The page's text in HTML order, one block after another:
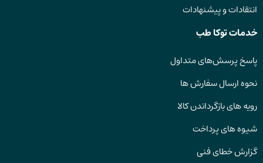
انتقادات و پیشنهادات
خدمات توکا طب
پاسخ پرسش‌های متداول
نحوه ارسال سفارش ها
رویه های بازگرداندن کالا
شیوه های پرداخت
گزارش خطای فنی